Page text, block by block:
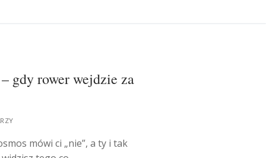
gdy rower wejdzie za
mówi ci „nie”, a ty i tak